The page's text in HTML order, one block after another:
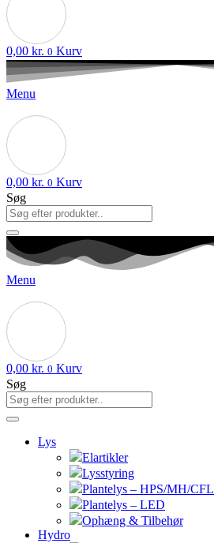
0,00 kr. 0 Kurv
Menu
0,00 kr. 0 Kurv
Søg
Menu
0,00 kr. 0 Kurv
Søg
Lys
Elartikler
Lysstyring
Plantelys – HPS/MH/CFL
Plantelys – LED
Ophæng & Tilbehør
Hydro